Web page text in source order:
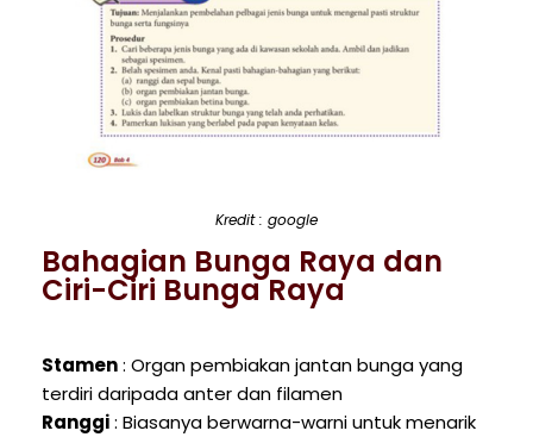
Kredit : google
Bahagian Bunga Raya dan
Ciri-Ciri Bunga Raya
Stamen: Organ pembiakan jantan bunga yang
terdiri daripada anter dan filamen
Ranggi: Biasanya berwarna-warni untuk menarik